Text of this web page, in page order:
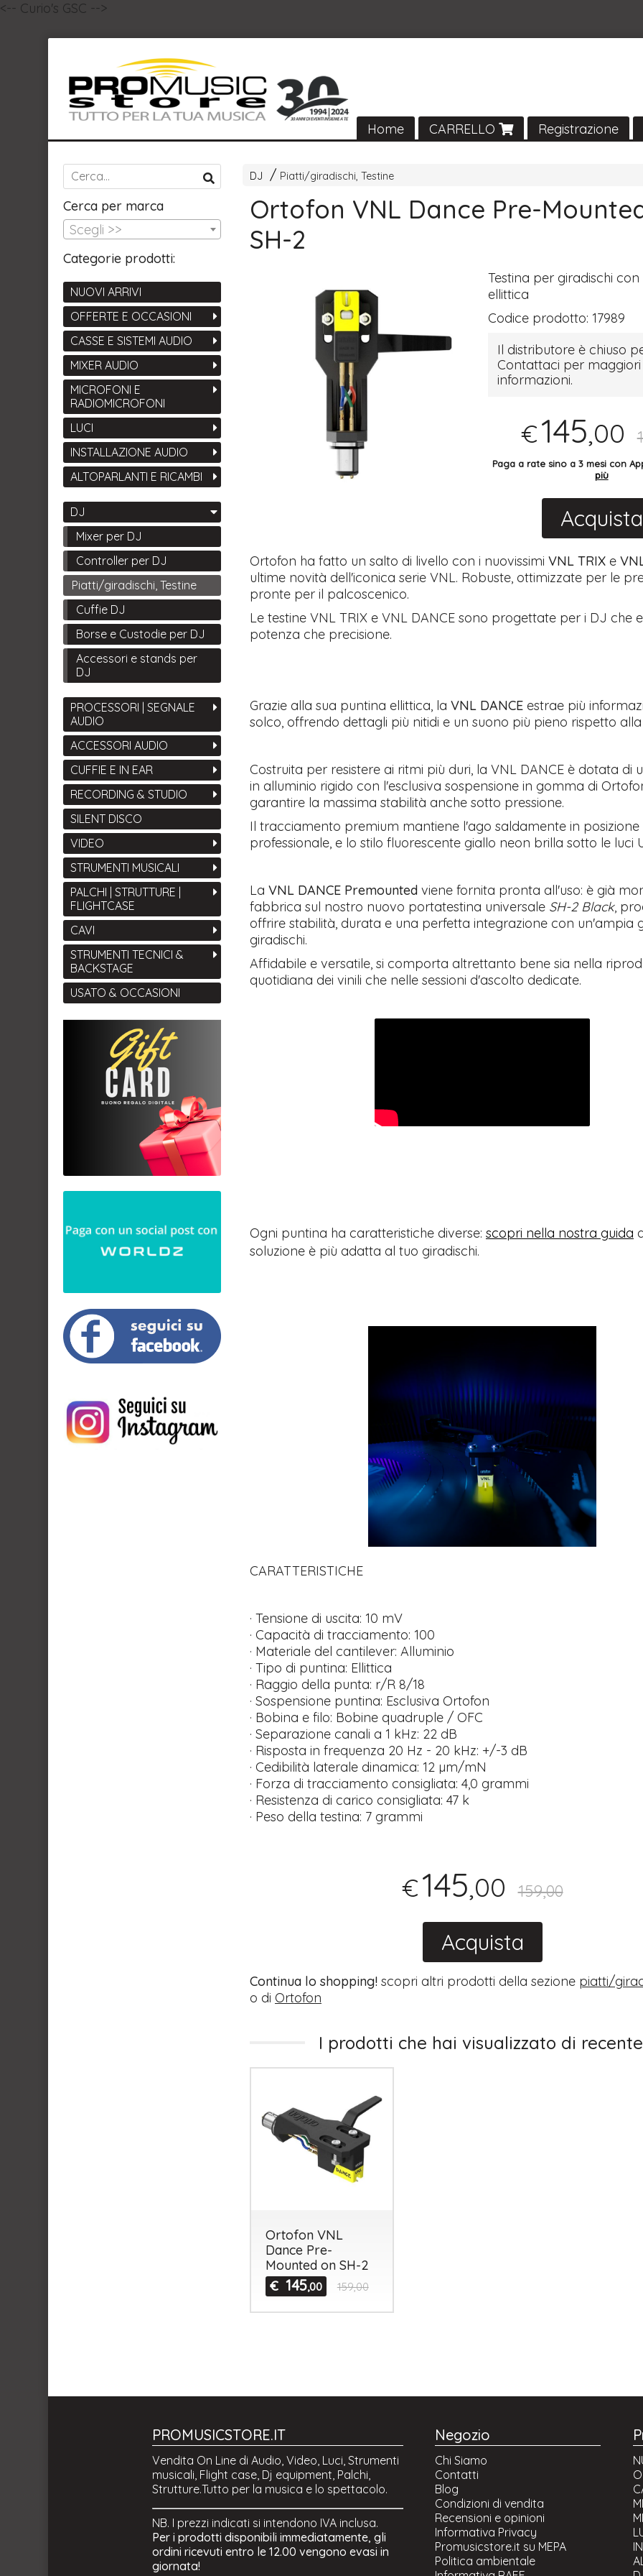
<-- Curio's GSC -->
Home CARRELLO Registrazione
DJ Piatti/giradischi, Testine
Ortofon VNL Dance Pre-
SH-2
Testina per giradischi
ellittica
Codice prodotto: 17989
Il distributore è chiuso
Contattaci per maggiori
informazioni.
€145,00
Paga a rate sino a 3 mesi con
più
Acquista
Ortofon ha fatto un salto di livello con i nuovissimi VNL TRIXe
ultime novità dell'iconica serie VNL. Robuste, ottimizzate per le
pronte per il palcoscenico.
Le testine VNL TRIX e VNL DANCE sono progettate per i DJ che
potenza che precisione.
Grazie alla sua puntina ellittica, la VNL DANCEestrae più
solco, offrendo dettagli più nitidi e un suono più pieno rispetto alla
Costruita per resistere ai ritmi più duri, la VNL DANCE è dotata di
in alluminio rigido con l'esclusiva sospensione in gomma di
garantire la massima stabilità anche sotto pressione.
Il tracciamento premium mantiene l'ago saldamente in posizione
professionale, e lo stilo fluorescente giallo neon brilla sotto le luci
La VNL DANCE Premountedviene fornita pronta all'uso: è già
fabbrica sul nostro nuovo portatestina universale SH-2 Black,
offrire stabilità, durata e una perfetta integrazione con un'ampia
giradischi.
Affidabile e versatile, si comporta altrettanto bene sia nella
quotidiana dei vinili che nelle sessioni d'ascolto dedicate.
Ogni puntina ha caratteristiche diverse: scopri nella nostra guida
soluzione è più adatta al tuo giradischi.
CARATTERISTICHE
​· Tensione di uscita: 10 mV
​· Capacità di tracciamento: 100
​· Materiale del cantilever: Alluminio
· Tipo di puntina: Ellittica
​· Raggio della punta: r/R 8/18
​· Sospensione puntina: Esclusiva Ortofon
​· Bobina e filo: Bobine quadruple / OFC
​· Separazione canali a 1 kHz: 22 dB
​· Risposta in frequenza 20 Hz - 20 kHz: +/-3 dB
​· Cedibilità laterale dinamica: 12 µm/mN
​· Forza di tracciamento consigliata: 4,0 grammi
​· Resistenza di carico consigliata: 47 k
​· Peso della testina: 7 grammi
€145,00 159,00
Acquista
Continua lo shopping!scopri altri prodotti della sezione piatti/
o di Ortofon
I prodotti che hai visualizzato di
Ortofon VNL
Dance Pre-
Mounted on SH-2
€ 145,00 159,00
Cerca per marca
Scegli >>
Categorie prodotti:
NUOVI ARRIVI
OFFERTE E OCCASIONI
CASSE E SISTEMI AUDIO
MIXER AUDIO
MICROFONI E
RADIOMICROFONI
LUCI
INSTALLAZIONE AUDIO
ALTOPARLANTI E RICAMBI
DJ
Mixer per DJ
Controller per DJ
Piatti/giradischi, Testine
Cuffie DJ
Borse e Custodie per DJ
Accessori e stands per
DJ
PROCESSORI | SEGNALE
AUDIO
ACCESSORI AUDIO
CUFFIE E IN EAR
RECORDING & STUDIO
SILENT DISCO
VIDEO
STRUMENTI MUSICALI
PALCHI | STRUTTURE |
FLIGHTCASE
CAVI
STRUMENTI TECNICI &
BACKSTAGE
USATO & OCCASIONI
PROMUSICSTORE.IT
Vendita On Line di Audio, Video, Luci, Strumenti
musicali, Flight case, Dj equipment, Palchi,
Strutture.Tutto per la musica e lo spettacolo.
NB. I prezzi indicati si intendono IVA inclusa.
Per i prodotti disponibili immediatamente, gli
ordini ricevuti entro le 12.00 vengono evasi in
giornata!
Negozio
Chi Siamo
Contatti
Blog
Condizioni di vendita
Recensioni e opinioni
Informativa Privacy
Promusicstore.it su MEPA
Politica ambientale